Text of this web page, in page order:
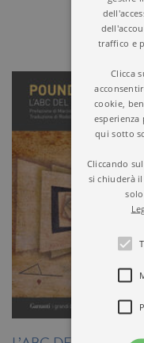
traffico e
Clicca
cookie,
qui sotto
Cliccando
si chiuderà